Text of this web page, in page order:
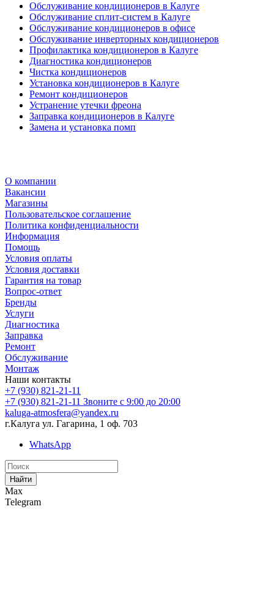
Обслуживание кондиционеров в Калуге
Обслуживание сплит-систем в Калуге
Обслуживание кондиционеров в офисе
Обслуживание инверторных кондиционеров
Профилактика кондиционеров в Калуге
Диагностика кондиционеров
Чистка кондиционеров
Установка кондиционеров в Калуге
Ремонт кондиционеров
Устранение утечки фреона
Заправка кондиционеров в Калуге
Замена и установка помп
О компании
Вакансии
Магазины
Пользовательское соглашение
Политика конфиденциальности
Информация
Помощь
Условия оплаты
Условия доставки
Гарантия на товар
Вопрос-ответ
Бренды
Услуги
Диагностика
Заправка
Ремонт
Обслуживание
Монтаж
Наши контакты
+7 (930) 821-21-11
+7 (930) 821-21-11 Звоните с 9:00 до 20:00
kaluga-atmosfera@yandex.ru
г.Калуга ул. Гагарина, 1 оф. 703
WhatsApp
Найти
Max
Telegram